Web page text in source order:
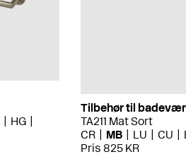
Tilbehør til
TA211 Mat Sort
CR
MB LU CU
Pris 825 KR
HG